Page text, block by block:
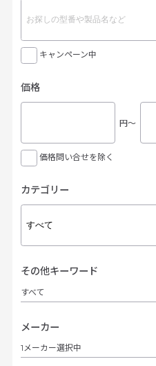
キャンペーン中
価格
円〜
価格問い合せを除く
カテゴリー
その他キーワード
すべて
メーカー
1メーカー選択中